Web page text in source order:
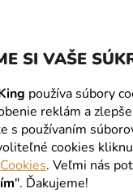
SI VAŠE
používa súbory
reklám a
s používaním
cookies
Cookies. Veľmi nás
". Ďakujeme!